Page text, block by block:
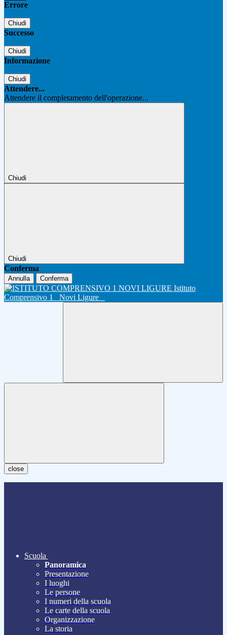
Errore
Chiudi
Successo
Chiudi
Informazione
Chiudi
Attendere...
Attendere il completamento dell'operazione...
Chiudi
Chiudi
Conferma
Annulla Conferma
Istituto
Comprensivo 1
Novi Ligure
close
Scuola
Panoramica
Presentazione
I luoghi
Le persone
I numeri della scuola
Le carte della scuola
Organizzazione
La storia